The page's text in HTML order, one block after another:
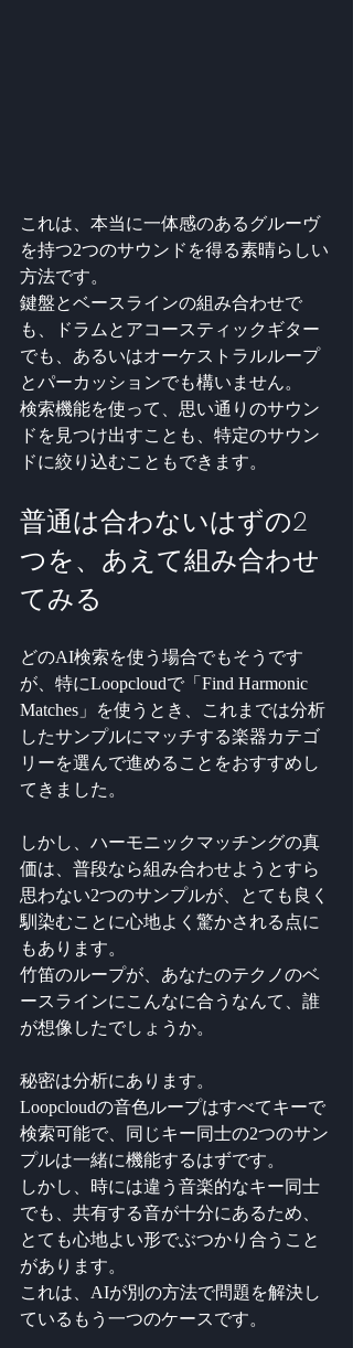
これは、本当に一体感のあるグルーヴ
を持つ2つのサウンドを得る素晴らしい
方法です。
鍵盤とベースラインの組み合わせで
も、ドラムとアコースティックギター
でも、あるいはオーケストラルループ
とパーカッションでも構いません。
検索機能を使って、思い通りのサウン
ドを見つけ出すことも、特定のサウン
ドに絞り込むこともできます。
普通は合わないはずの2
つを、あえて組み合わせ
てみる
どのAI検索を使う場合でもそうです
が、特にLoopcloudで「Find Harmonic
Matches」を使うとき、これまでは分析
したサンプルにマッチする楽器カテゴ
リーを選んで進めることをおすすめし
てきました。
しかし、ハーモニックマッチングの真
価は、普段なら組み合わせようとすら
思わない2つのサンプルが、とても良く
馴染むことに心地よく驚かされる点に
もあります。
竹笛のループが、あなたのテクノのベ
ースラインにこんなに合うなんて、誰
が想像したでしょうか。
秘密は分析にあります。
Loopcloudの音色ループはすべてキーで
検索可能で、同じキー同士の2つのサン
プルは一緒に機能するはずです。
しかし、時には違う音楽的なキー同士
でも、共有する音が十分にあるため、
とても心地よい形でぶつかり合うこと
があります。
これは、AIが別の方法で問題を解決し
ているもう一つのケースです。